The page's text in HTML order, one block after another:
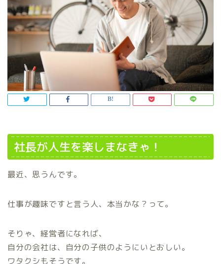
社長が人生を楽しまなきゃ！
最近、思うんです。
仕事が趣味ですと言う人、本当かな？って。
そりゃ、経営者になれば、
自分の会社は、自分の子供のようにいとおしい。
ワタクシもそうです。